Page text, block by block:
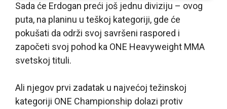
Sada će Erdogan preći još jednu diviziju – ovog
puta, na planinu u teškoj kategoriji, gde će
pokušati da održi svoj savršeni raspored i
započeti svoj pohod ka ONE Heavyweight MMA
svetskoj tituli.
Ali njegov prvi zadatak u najvećoj težinskoj
kategoriji ONE Championship dolazi protiv